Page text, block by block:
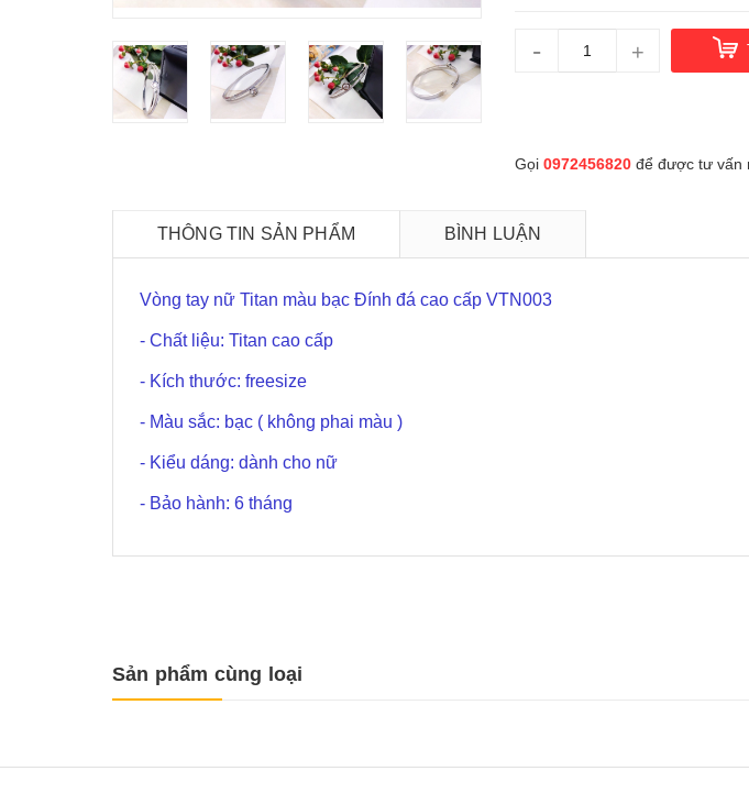
- +
Gọi 0972456820để được tư vấn
THÔNG TIN SẢN PHẨM BÌNH LUẬN
Vòng tay nữ Titan màu bạc Đính đá cao cấp VTN003
- Chất liệu: Titan cao cấp
- Kích thước: freesize
- Màu sắc: bạc ( không phai màu )
- Kiểu dáng: dành cho nữ
- Bảo hành: 6 tháng
Sản phẩm cùng loại